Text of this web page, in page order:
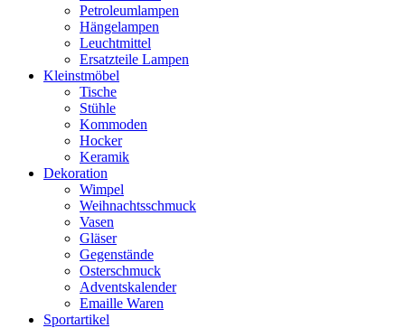
Petroleumlampen
Hängelampen
Leuchtmittel
Ersatzteile Lampen
Kleinstmöbel
Tische
Stühle
Kommoden
Hocker
Keramik
Dekoration
Wimpel
Weihnachtsschmuck
Vasen
Gläser
Gegenstände
Osterschmuck
Adventskalender
Emaille Waren
Sportartikel